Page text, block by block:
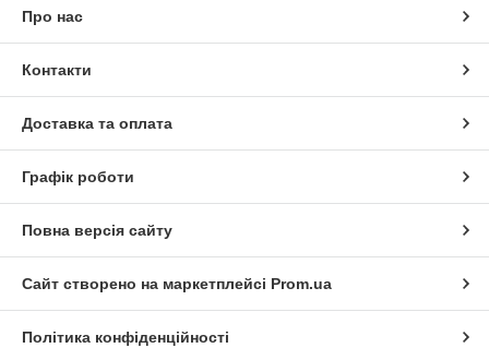
Про нас
Контакти
Доставка та оплата
Графік роботи
Повна версія сайту
Сайт створено на маркетплейсі Prom.ua
Політика конфіденційності